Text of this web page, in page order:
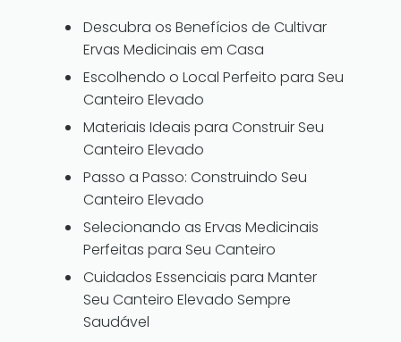
Descubra os Benefícios de Cultivar
Ervas Medicinais em Casa
Escolhendo o Local Perfeito para Seu
Canteiro Elevado
Materiais Ideais para Construir Seu
Canteiro Elevado
Passo a Passo: Construindo Seu
Canteiro Elevado
Selecionando as Ervas Medicinais
Perfeitas para Seu Canteiro
Cuidados Essenciais para Manter
Seu Canteiro Elevado Sempre
Saudável